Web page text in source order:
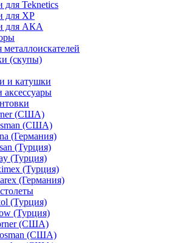
для Teknetics
для XP
для АКА
(скупы)
и катушки
(США)
(США)
(Германия)
(Турция)
(Турция)
(Турция)
(Германия)
(Турция)
(Турция)
(США)
(США)